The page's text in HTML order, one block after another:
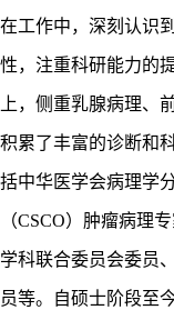
在工作中，深刻认识
性，注重科研能力的
上，侧重乳腺病理、
积累了丰富的诊断和
括中华医学会病理学
（CSCO）肿瘤病理
学科联合委员会委员
员等。自硕士阶段至